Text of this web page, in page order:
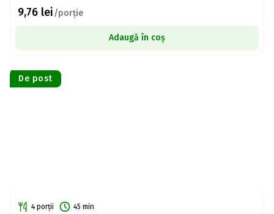
9,76 lei/porție
Adaugă în coș
De post
4 porții 45 min